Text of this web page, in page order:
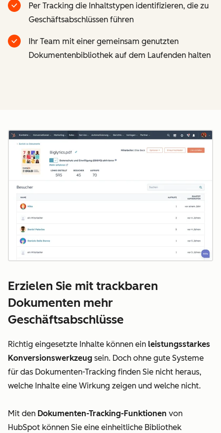
Per Tracking die Inhaltstypen identifizieren, die zu
Geschäftsabschlüssen führen
Ihr Team mit einer gemeinsam genutzten
Dokumentenbibliothek auf dem Laufenden halten
Erzielen Sie mit trackbaren
Dokumenten mehr
Geschäftsabschlüsse
Richtig eingesetzte Inhalte können ein leistungsstarkes
Konversionswerkzeug sein. Doch ohne gute Systeme
für das Dokumenten-Tracking finden Sie nicht heraus,
welche Inhalte eine Wirkung zeigen und welche nicht.
Mit den Dokumenten-Tracking-Funktionen von
HubSpot können Sie eine einheitliche Bibliothek